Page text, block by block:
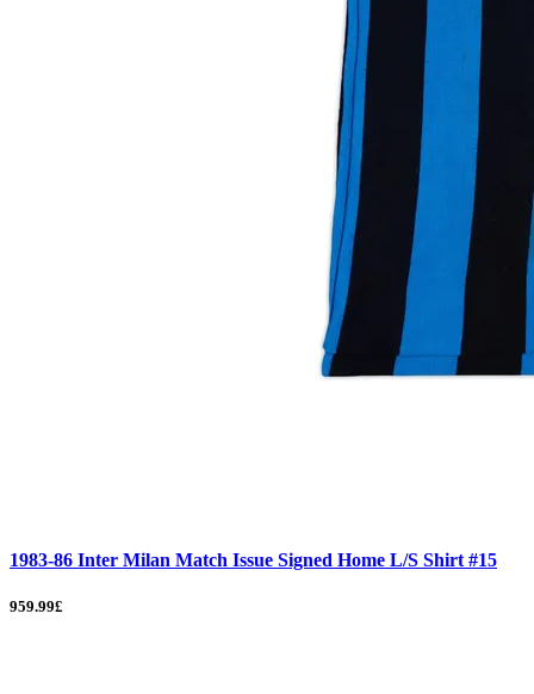
1983-86 Inter Milan Match Issue Signed Home L/S Shirt #15
959.99£